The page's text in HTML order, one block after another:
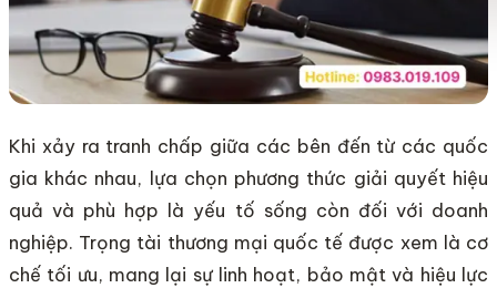
Khi xảy ra tranh chấp giữa các bên đến từ các quốc
gia khác nhau, lựa chọn phương thức giải quyết hiệu
quả và phù hợp là yếu tố sống còn đối với doanh
nghiệp. Trọng tài thương mại quốc tế được xem là cơ
chế tối ưu, mang lại sự linh hoạt, bảo mật và hiệu lực